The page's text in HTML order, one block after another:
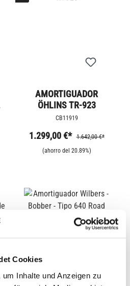
Cookies
Inhalte und Anzeigen zu
AMORTIGUADOR
ÖHLINS TR-923
CB11919
1.299,00 €* 1.642,00 €*
(ahorro del 20.89%)